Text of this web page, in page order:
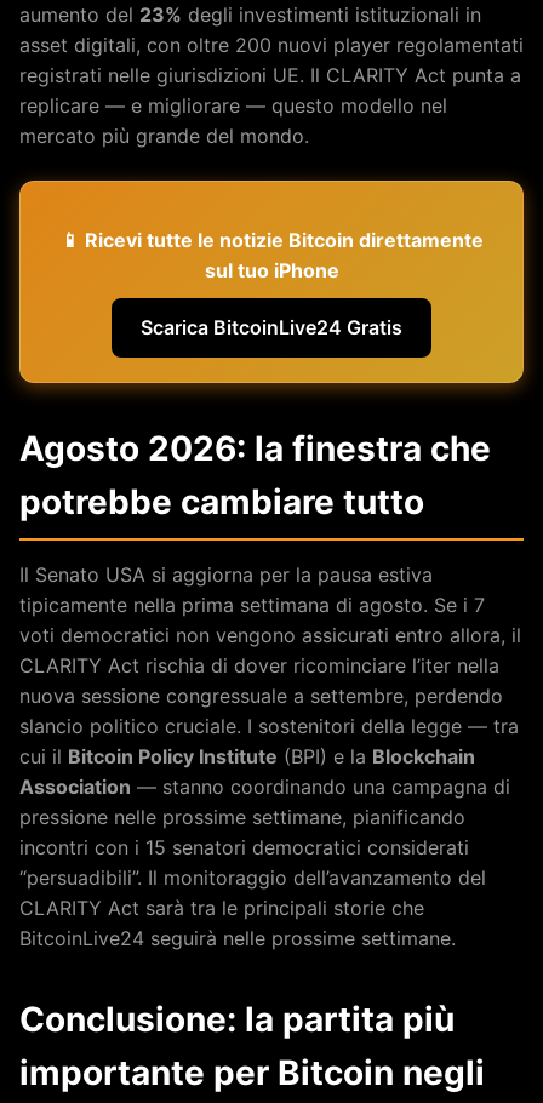
aumento del 23% degli investimenti istituzionali in
asset digitali, con oltre 200 nuovi player regolamentati
registrati nelle giurisdizioni UE. Il CLARITY Act punta a
replicare — e migliorare — questo modello nel
mercato più grande del mondo.
📱 Ricevi tutte le notizie Bitcoin direttamente
sul tuo iPhone
Scarica BitcoinLive24 Gratis
Agosto 2026: la finestra che
potrebbe cambiare tutto
Il Senato USA si aggiorna per la pausa estiva
tipicamente nella prima settimana di agosto. Se i 7
voti democratici non vengono assicurati entro allora, il
CLARITY Act rischia di dover ricominciare l’iter nella
nuova sessione congressuale a settembre, perdendo
slancio politico cruciale. I sostenitori della legge — tra
cui il Bitcoin Policy Institute (BPI) e la Blockchain
Association — stanno coordinando una campagna di
pressione nelle prossime settimane, pianificando
incontri con i 15 senatori democratici considerati
“persuadibili”. Il monitoraggio dell’avanzamento del
CLARITY Act sarà tra le principali storie che
BitcoinLive24 seguirà nelle prossime settimane.
Conclusione: la partita più
importante per Bitcoin negli